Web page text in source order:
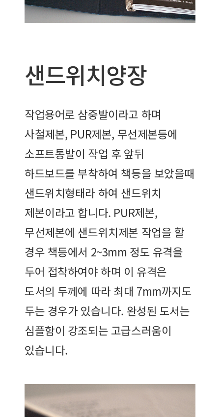
샌드위치양장
작업용어로 삼중발이라고 하며
사철제본, PUR제본, 무선제본등에
소프트통발이 작업 후 앞뒤
하드보드를 부착하여 책등을 보았을때
샌드위치형태라 하여 샌드위치
제본이라고 합니다. PUR제본,
무선제본에 샌드위치제본 작업을 할
경우 책등에서 2~3mm 정도 유격을
두어 접착하여야 하며 이 유격은
도서의 두께에 따라 최대 7mm까지도
두는 경우가 있습니다. 완성된 도서는
심플함이 강조되는 고급스러움이
있습니다.